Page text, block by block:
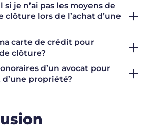
si je n’ai pas les moyens de
clôture lors de l’achat d’une
carte de crédit pour
clôture?
d’un avocat pour
propriété?